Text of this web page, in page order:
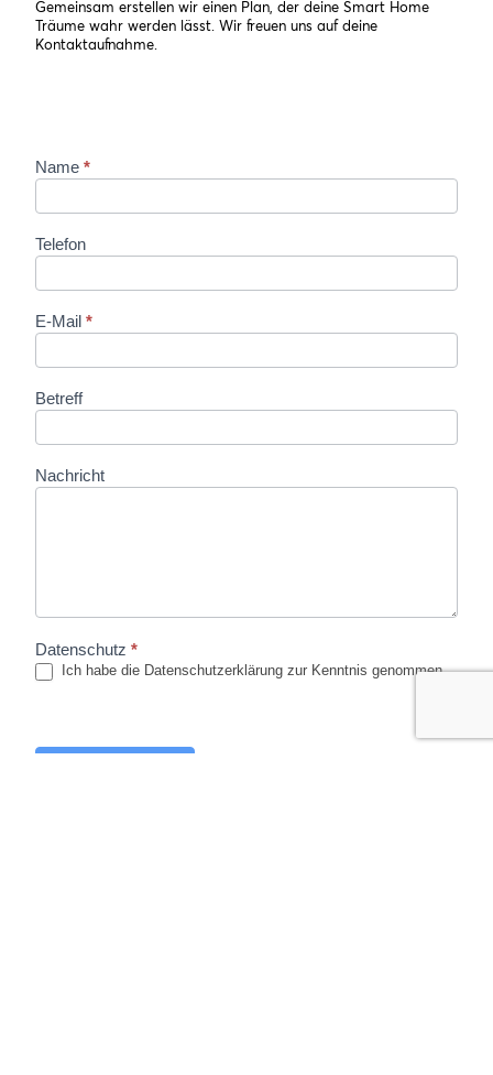
Gemeinsam erstellen wir einen Plan, der deine Smart Home
Träume wahr werden lässt. Wir freuen uns auf deine
Kontaktaufnahme.
Kontakt
Name *
Telefon
E-Mail *
Betreff
Nachricht
Datenschutz *
Ich habe die Datenschutzerklärung zur Kenntnis genommen.